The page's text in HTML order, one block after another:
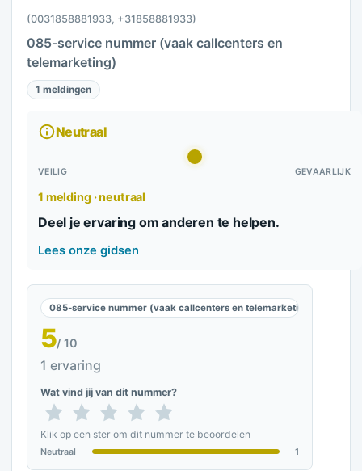
(0031858881933, +31858881933)
085-service nummer (vaak callcenters en
telemarketing)
1 meldingen
Neutraal
VEILIG GEVAARLIJK
1 melding · neutraal
Deel je ervaring om anderen te helpen.
Lees onze gidsen
085-service nummer (vaak callcenters en telemarketing)
5/ 10
1 ervaring
Wat vind jij van dit nummer?
Klik op een ster om dit nummer te beoordelen
Neutraal 1